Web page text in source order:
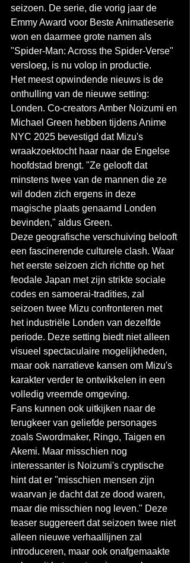
seizoen. De serie, die vorig jaar de
Emmy Award voor Beste Animatieserie
won en daarmee grote namen als
"Spider-Man: Across the Spider-Verse"
versloeg, is nu volop in productie.
Het meest opwindende nieuws is de
onthulling van de nieuwe setting:
Londen. Co-creators Amber Noizumi en
Michael Green hebben tijdens Anime
NYC 2025 bevestigd dat Mizu's
wraakzoektocht haar naar de Engelse
hoofdstad brengt. "Ze gelooft dat
minstens twee van de mannen die ze
wil doden zich ergens in deze
magische plaats genaamd Londen
bevinden," aldus Green.
Deze geografische verschuiving belooft
een fascinerende culturele clash. Waar
het eerste seizoen zich richtte op het
feodale Japan met zijn strikte sociale
codes en samoerai-tradities, zal
seizoen twee Mizu confronteren met
het industriële Londen van dezelfde
periode. Deze setting biedt niet alleen
visueel spectaculaire mogelijkheden,
maar ook narratieve kansen om Mizu's
karakter verder te ontwikkelen in een
volledig vreemde omgeving.
Fans kunnen ook uitkijken naar de
terugkeer van geliefde personages
zoals Swordmaker, Ringo, Taigen en
Akemi. Maar misschien nog
interessanter is Noizumi's cryptische
hint dat er "misschien mensen zijn
waarvan je dacht dat ze dood waren,
maar die misschien nog leven." Deze
teaser suggereert dat seizoen twee niet
alleen nieuwe verhaallijnen zal
introduceren, maar ook onafgemaakte